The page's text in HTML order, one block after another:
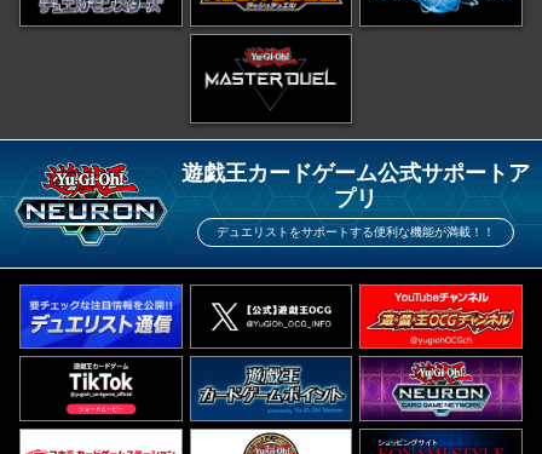
遊戯王カードゲーム公式サポートア
プリ
デュエリストをサポートする便利な機能が満載！！